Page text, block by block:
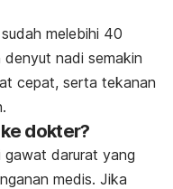
melebihi 40
nadi semakin
cepat, serta tekanan
dokter?
darurat yang
medis. Jika